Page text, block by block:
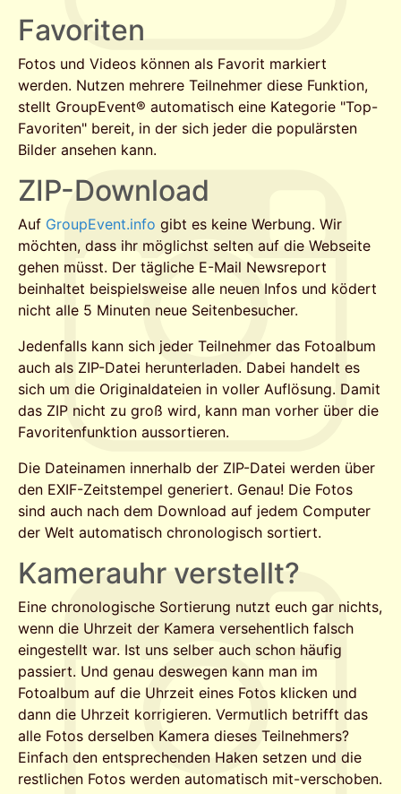
Favoriten
Fotos und Videos können als Favorit markiert
werden. Nutzen mehrere Teilnehmer diese Funktion,
stellt GroupEvent® automatisch eine Kategorie "Top-
Favoriten" bereit, in der sich jeder die populärsten
Bilder ansehen kann.
ZIP-Download
Auf GroupEvent.info gibt es keine Werbung. Wir
möchten, dass ihr möglichst selten auf die Webseite
gehen müsst. Der tägliche E-Mail Newsreport
beinhaltet beispielsweise alle neuen Infos und ködert
nicht alle 5 Minuten neue Seitenbesucher.
Jedenfalls kann sich jeder Teilnehmer das Fotoalbum
auch als ZIP-Datei herunterladen. Dabei handelt es
sich um die Originaldateien in voller Auflösung. Damit
das ZIP nicht zu groß wird, kann man vorher über die
Favoritenfunktion aussortieren.
Die Dateinamen innerhalb der ZIP-Datei werden über
den EXIF-Zeitstempel generiert. Genau! Die Fotos
sind auch nach dem Download auf jedem Computer
der Welt automatisch chronologisch sortiert.
Kamerauhr verstellt?
Eine chronologische Sortierung nutzt euch gar nichts,
wenn die Uhrzeit der Kamera versehentlich falsch
eingestellt war. Ist uns selber auch schon häufig
passiert. Und genau deswegen kann man im
Fotoalbum auf die Uhrzeit eines Fotos klicken und
dann die Uhrzeit korrigieren. Vermutlich betrifft das
alle Fotos derselben Kamera dieses Teilnehmers?
Einfach den entsprechenden Haken setzen und die
restlichen Fotos werden automatisch mit-verschoben.